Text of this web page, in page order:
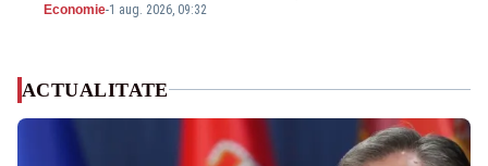
Economie-1 aug. 2026, 09:32
ACTUALITATE